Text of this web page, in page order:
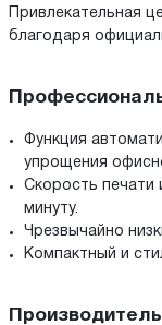
Привлекательная
благодаря
Функция
упрощения
Скорость печати
минуту.
Чрезвычайно
Компактный и